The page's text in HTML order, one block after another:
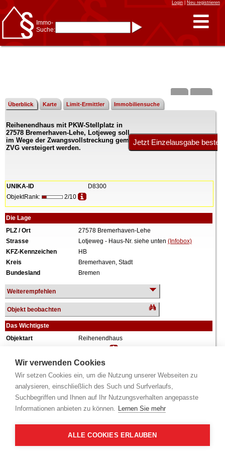
Wir verwenden Cookies
Wir setzen Cookies ein, um die Nutzung unserer Webseiten zu
analysieren, einschließlich des Such und Surfverlaufs,
Suchbegriffen und Ihnen auf Ihr Nutzungsverhalten angepasste
Informationen anbieten zu können. Lernen Sie mehr
ALLE COOKIES ERLAUBEN
Login| Neu registrieren
Immo-
Suche:
z.B.:15 Frankfurtfür
Frankfurt/Oder
und6 Frankfurtfür Frankfurt
Immobiliensuche
nach Kreis
nach Amtsgericht
Überblick Karte Limit-Ermittler Immobiliensuche
Reihenendhaus mit PKW-Stellplatz in
27578 Bremerhaven-Lehe, Lotjeweg soll
im Wege der Zwangsvollstreckung gemäß
ZVG versteigert werden.
UNIKA-ID
D8300
ObjektRank:
2/10
Die Lage
PLZ / Ort
27578 Bremerhaven-Lehe
Strasse
Lotjeweg - Haus-Nr. siehe unten (Infobox)
KFZ-Kennzeichen
HB
Kreis
Bremerhaven, Stadt
Bundesland
Bremen
Weiterempfehlen
Objekt beobachten
Das Wichtigste
Objektart
Reihenendhaus
Wiederholungstermin
Nein
ca. 2000
Grundstück
Wohnfläche
111 m²
Weiteres
Aufteilungsplan Nr. 3, 1 Geschoss, ausgebautes
Wohnungseigentum, 1/3 Miteigentumsanteil am
Grundstück, Instandhaltungsstau, sowie